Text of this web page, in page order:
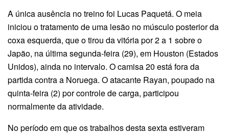
A única ausência no treino foi Lucas Paquetá. O meia
iniciou o tratamento de uma lesão no músculo posterior da
coxa esquerda, que o tirou da vitória por 2 a 1 sobre o
Japão, na última segunda-feira (29), em Houston (Estados
Unidos), ainda no intervalo. O camisa 20 está fora da
partida contra a Noruega. O atacante Rayan, poupado na
quinta-feira (2) por controle de carga, participou
normalmente da atividade.
No período em que os trabalhos desta sexta estiveram